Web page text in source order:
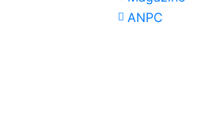
Push-up.ro
ANPC